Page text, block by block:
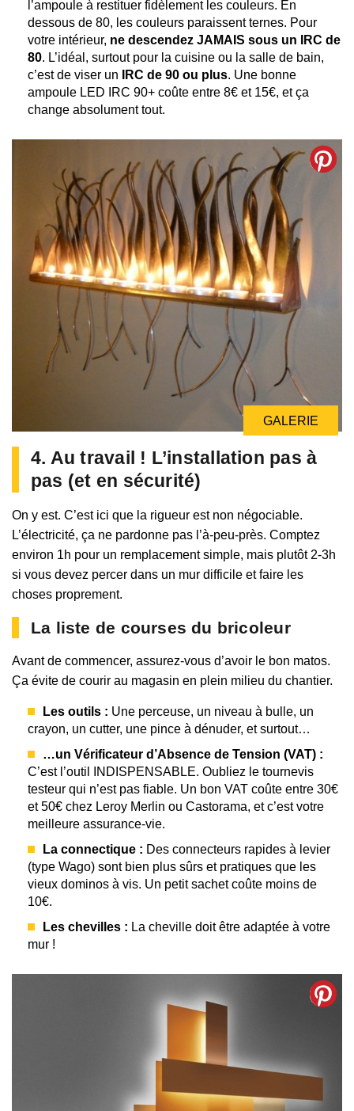
l’ampoule à restituer fidèlement les couleurs. En
dessous de 80, les couleurs paraissent ternes. Pour
votre intérieur, ne descendez JAMAIS sous un IRC de
80. L’idéal, surtout pour la cuisine ou la salle de bain,
c’est de viser un
IRC de 90 ou plus. Une bonne
ampoule LED IRC 90+ coûte entre 8€ et 15€, et ça
change absolument tout.
GALERIE
4. Au travail ! L’installation pas à
pas (et en sécurité)
On y est. C’est ici que la rigueur est non négociable.
L’électricité, ça ne pardonne pas l’à-peu-près. Comptez
environ 1h pour un remplacement simple, mais plutôt 2-3h
si vous devez percer dans un mur difficile et faire les
choses proprement.
La liste de courses du bricoleur
Avant de commencer, assurez-vous d’avoir le bon matos.
Ça évite de courir au magasin en plein milieu du chantier.
Les outils : Une perceuse, un niveau à bulle, un
crayon, un cutter, une pince à dénuder, et surtout…
…un Vérificateur d’Absence de Tension (VAT) :
C’est l’outil INDISPENSABLE. Oubliez le tournevis
testeur qui n’est pas fiable. Un bon VAT coûte entre 30€
et 50€ chez Leroy Merlin ou Castorama, et c’est votre
meilleure assurance-vie.
La connectique : Des connecteurs rapides à levier
(type Wago) sont bien plus sûrs et pratiques que les
vieux dominos à vis. Un petit sachet coûte moins de
10€.
Les chevilles : La cheville doit être adaptée à votre
mur !